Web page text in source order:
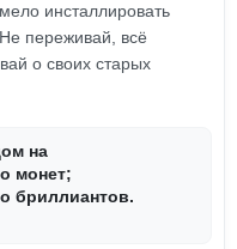
инсталлировать
переживай, всё
о своих старых
на
монет;
бриллиантов.